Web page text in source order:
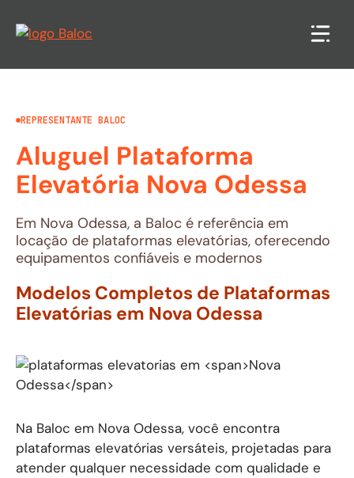
para
conteúdo
REPRESENTANTE BALOC
Aluguel Plataforma
Elevatória Nova Odessa
Em Nova Odessa, a Baloc é referência em
locação de plataformas elevatórias, oferecendo
equipamentos confiáveis e modernos
Modelos Completos de Plataformas
Elevatórias em Nova Odessa
Na Baloc em Nova Odessa, você encontra
plataformas elevatórias versáteis, projetadas para
atender qualquer necessidade com qualidade e